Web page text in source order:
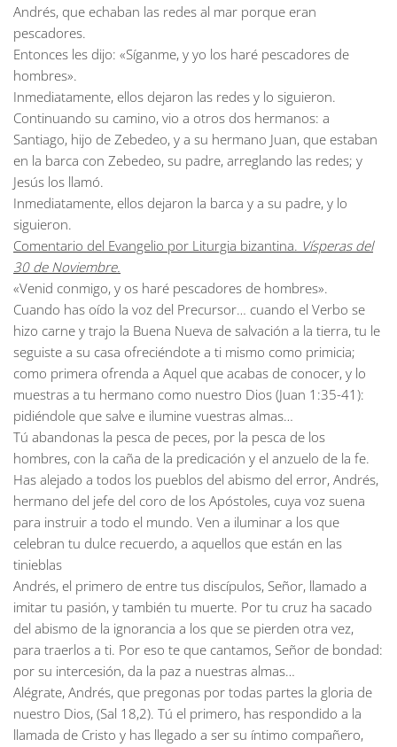
Andrés, que echaban las redes al mar porque eran
pescadores.
Entonces les dijo: «Síganme, y yo los haré pescadores de
hombres».
Inmediatamente, ellos dejaron las redes y lo siguieron.
Continuando su camino, vio a otros dos hermanos: a
Santiago, hijo de Zebedeo, y a su hermano Juan, que estaban
en la barca con Zebedeo, su padre, arreglando las redes; y
Jesús los llamó.
Inmediatamente, ellos dejaron la barca y a su padre, y lo
siguieron.
Comentario del Evangelio por Liturgia bizantina. Vísperas del
30 de Noviembre.
«Venid conmigo, y os haré pescadores de hombres».
Cuando has oído la voz del Precursor… cuando el Verbo se
hizo carne y trajo la Buena Nueva de salvación a la tierra, tu le
seguiste a su casa ofreciéndote a ti mismo como primicia;
como primera ofrenda a Aquel que acabas de conocer, y lo
muestras a tu hermano como nuestro Dios (Juan 1:35-41):
pidiéndole que salve e ilumine vuestras almas…
Tú abandonas la pesca de peces, por la pesca de los
hombres, con la caña de la predicación y el anzuelo de la fe.
Has alejado a todos los pueblos del abismo del error, Andrés,
hermano del jefe del coro de los Apóstoles, cuya voz suena
para instruir a todo el mundo. Ven a iluminar a los que
celebran tu dulce recuerdo, a aquellos que están en las
tinieblas
Andrés, el primero de entre tus discípulos, Señor, llamado a
imitar tu pasión, y también tu muerte. Por tu cruz ha sacado
del abismo de la ignorancia a los que se pierden otra vez,
para traerlos a ti. Por eso te que cantamos, Señor de bondad:
por su intercesión, da la paz a nuestras almas…
Alégrate, Andrés, que pregonas por todas partes la gloria de
nuestro Dios, (Sal 18,2). Tú el primero, has respondido a la
llamada de Cristo y has llegado a ser su íntimo compañero,